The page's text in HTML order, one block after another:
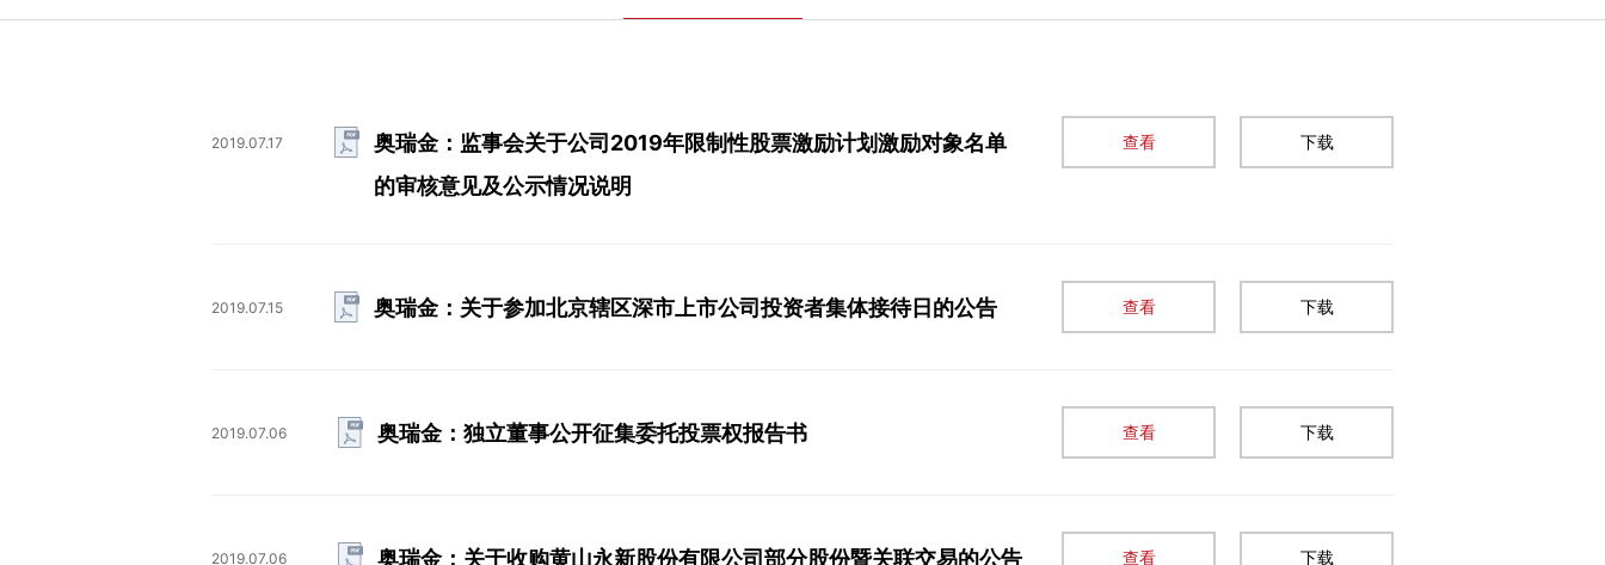
2019.07.17
奥瑞金：监事会关于公司2019年限制性股票激励计划激励对象名单
的审核意见及公示情况说明
查看 下载
2019.07.15 奥瑞金：关于参加北京辖区深市上市公司投资者集体接待日的公告 查看 下载
2019.07.06 奥瑞金：独立董事公开征集委托投票权报告书 查看 下载
2019.07.06 奥瑞金：关于收购黄山永新股份有限公司部分股份暨关联交易的公告 查看 下载